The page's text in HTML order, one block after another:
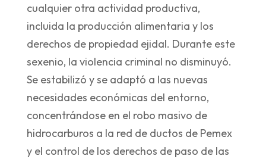
cualquier otra actividad productiva,
incluida la producción alimentaria y los
derechos de propiedad ejidal. Durante este
sexenio, la violencia criminal no disminuyó.
Se estabilizó y se adaptó a las nuevas
necesidades económicas del entorno,
concentrándose en el robo masivo de
hidrocarburos a la red de ductos de Pemex
y el control de los derechos de paso de las